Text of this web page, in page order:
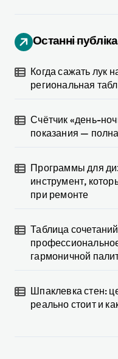
Останні
Когда сажать лук
региональная
Счётчик «день-
показания —
Программы для
инструмент,
при ремонте
Таблица
гармоничной
Шпаклевка стен:
реально стоит и